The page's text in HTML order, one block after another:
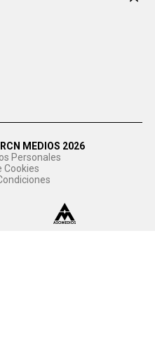
MEDIOS 2026
Personales
Cookies